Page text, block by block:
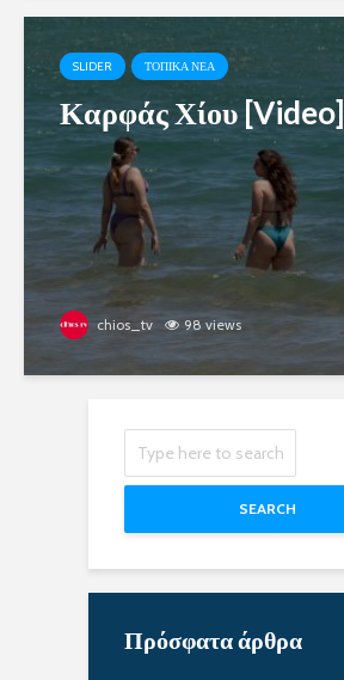
SLIDER ΤΟΠΙΚΑ ΝΕΑ
Καρφάς Χίου [Video]
chios_tv 98 views
SEARCH
Πρόσφατα άρθρα